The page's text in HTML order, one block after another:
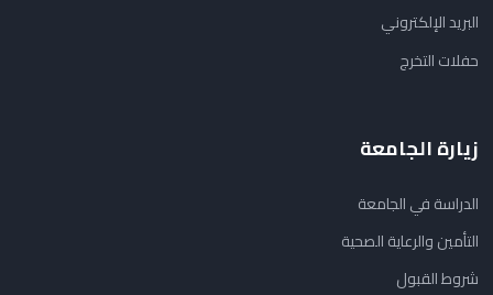
البريد الإلكتروني
حفلات التخرج
زيارة الجامعة
الدراسة في الجامعة
التأمين والرعاية الصحية
شروط القبول